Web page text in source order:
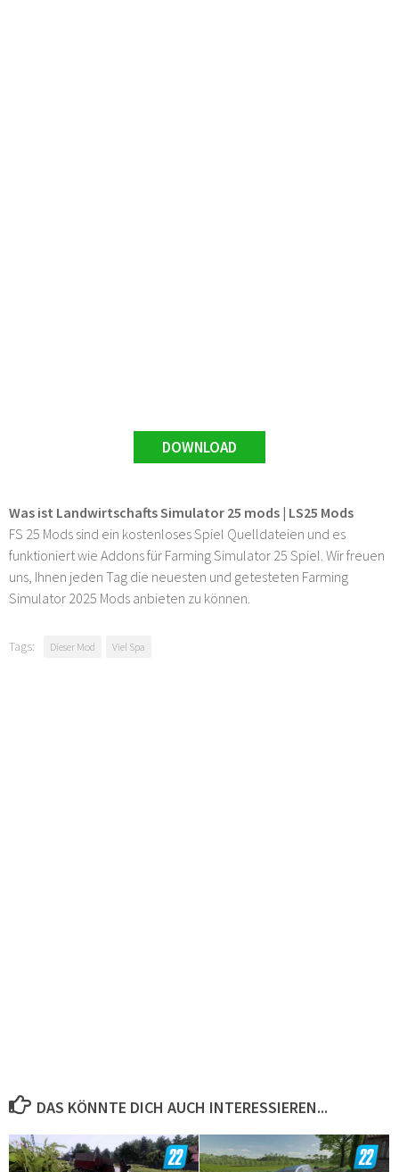
DOWNLOAD
Was ist Landwirtschafts Simulator 25 mods | LS25 Mods
FS 25 Mods sind ein kostenloses Spiel Quelldateien und es
funktioniert wie Addons für Farming Simulator 25 Spiel. Wir freuen
uns, Ihnen jeden Tag die neuesten und getesteten Farming
Simulator 2025 Mods anbieten zu können.
Tags: Dieser Mod Viel Spa
DAS KÖNNTE DICH AUCH INTERESSIEREN...